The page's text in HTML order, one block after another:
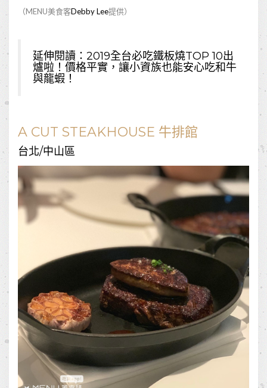
（MENU美食客Debby Lee提供）
延伸閱讀： 2019全台必吃鐵板燒TOP 10出
爐啦！價格平實，讓小資族也能安心吃和牛
與龍蝦！
A CUT STEAKHOUSE 牛排館
台北/中山區